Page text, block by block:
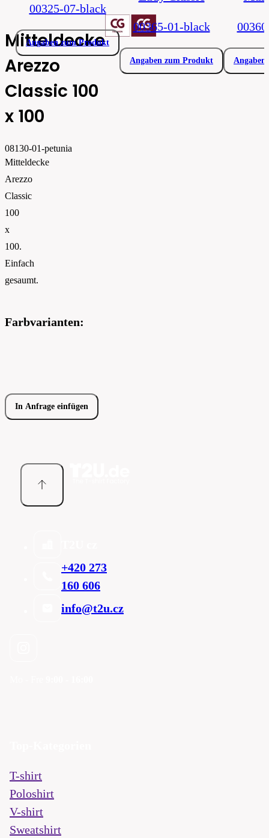
Mitteldecke
Arezzo
Classic 100
x 100
08130-01-petunia
Mitteldecke
Arezzo
Classic
100
x
100.
Einfach
gesaumt.
Farbvarianten:
In Anfrage einfügen
00325-07-black
Angaben zum Produkt
00365-01-black
Angaben zum Produkt
+420 273
160 606
info@t2u.cz
T-shirt
Poloshirt
V-shirt
Sweatshirt